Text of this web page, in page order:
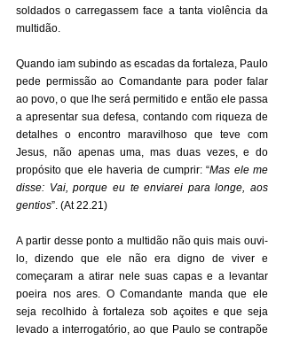
soldados o carregassem face a tanta violência da
multidão.
Quando iam subindo as escadas da fortaleza, Paulo
pede permissão ao Comandante para poder falar
ao povo, o que lhe será permitido e então ele passa
a apresentar sua defesa, contando com riqueza de
detalhes o encontro maravilhoso que teve com
Jesus, não apenas uma, mas duas vezes, e do
propósito que ele haveria de cumprir: “Mas ele me
disse: Vai, porque eu te enviarei para longe, aos
gentios”. (At 22.21)
A partir desse ponto a multidão não quis mais ouvi-
lo, dizendo que ele não era digno de viver e
começaram a atirar nele suas capas e a levantar
poeira nos ares. O Comandante manda que ele
seja recolhido à fortaleza sob açoites e que seja
levado a interrogatório, ao que Paulo se contrapõe